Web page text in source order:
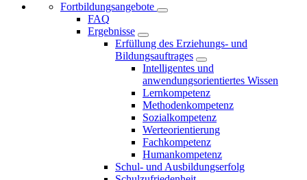
Fortbildungsangebote
FAQ
Ergebnisse
Erfüllung des Erziehungs- und
Bildungsauftrages
Intelligentes und
anwendungsorientiertes Wissen
Lernkompetenz
Methodenkompetenz
Sozialkompetenz
Werteorientierung
Fachkompetenz
Humankompetenz
Schul- und Ausbildungserfolg